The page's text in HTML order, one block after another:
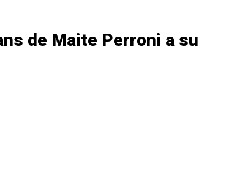
de Maite Perroni a su